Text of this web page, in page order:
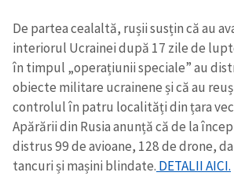
De partea cealaltă, rușii susțin că au
interiorul Ucrainei după 17 zile de
în timpul „operațiunii speciale” au
obiecte militare ucrainene și că au
controlul în patru localități din țara
Apărării din Rusia anunță că de la
distrus 99 de avioane, 128 de drone,
tancuri și mașini blindate. DETALII AICI.